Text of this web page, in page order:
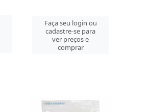
Faça seu login ou
cadastre-se para
ver preços e
comprar